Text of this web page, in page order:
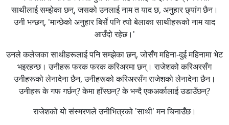
साथीलाई सम्झेका छन्, जसको उनलाई नाम त याद छ, अनुहार छ्यांग छैन।
उनी भन्छन्, 'मान्छेको अनुहार बिर्से पनि त्यो बेलाका साथीहरूको नाम याद
आउँदो रहेछ।'
उनले कलेजका साथीहरूलाई पनि सम्झेका छन्, जोसँग महिना-दुई महिनामा भेट
भइरहन्छ। उनीहरू फरक फरक करिअरमा छन्। राजेशको करिअरसँग
उनीहरूको लेनादेना छैन, उनीहरूको करिअरसँग राजेशको लेनादेना छैन।
उनीहरू के गफ गर्छन्? केमा हाँस्छन्? के भन्दै एकअर्कालाई उडाउँछन्?
राजेशको यो संस्मरणले उनीभित्रको 'साथी' मन चिनाउँछ।